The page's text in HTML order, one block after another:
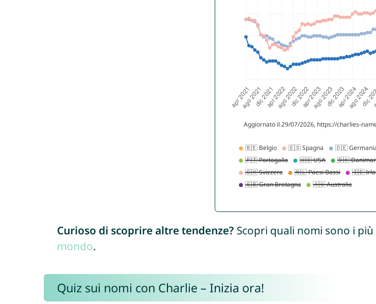
Curioso di scoprire altre tendenze? Scopri quali nomi sono i
mondo.
Quiz sui nomi con Charlie – Inizia ora!